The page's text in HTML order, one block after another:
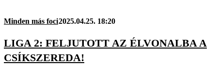
Minden más foci2025.04.25. 18:20
LIGA 2: FELJUTOTT AZ ÉLVONALBA A
CSÍKSZEREDA!